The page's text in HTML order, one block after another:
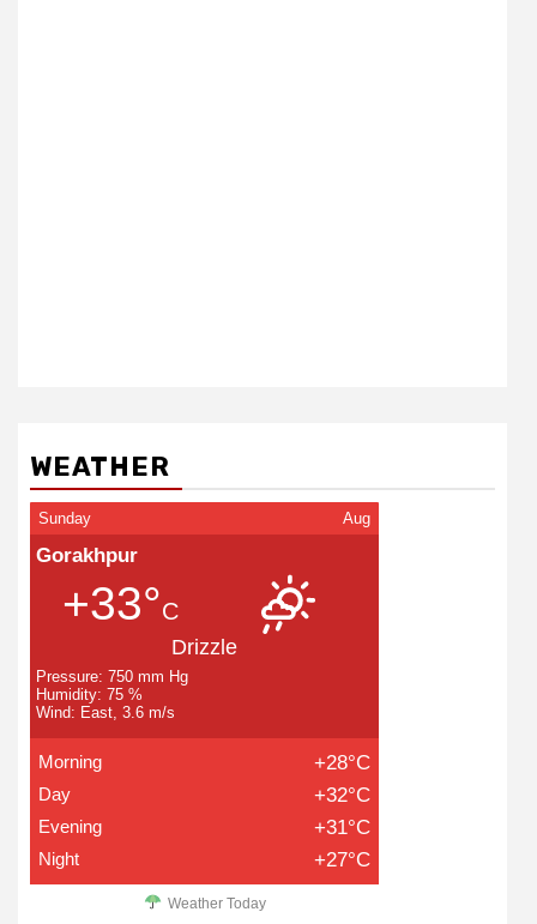
WEATHER
Sunday Aug
Gorakhpur
+33°C
Drizzle
Pressure: 750 mm Hg
Humidity: 75 %
Wind: East, 3.6 m/s
Morning +28°C
Day +32°C
Evening +31°C
Night +27°C
Weather Today